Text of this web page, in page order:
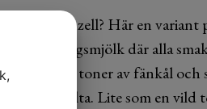
du Appenzell? Här en
bergsmjölk där alla
blommiga toner av fänkål och
linje av sälta. Lite som en